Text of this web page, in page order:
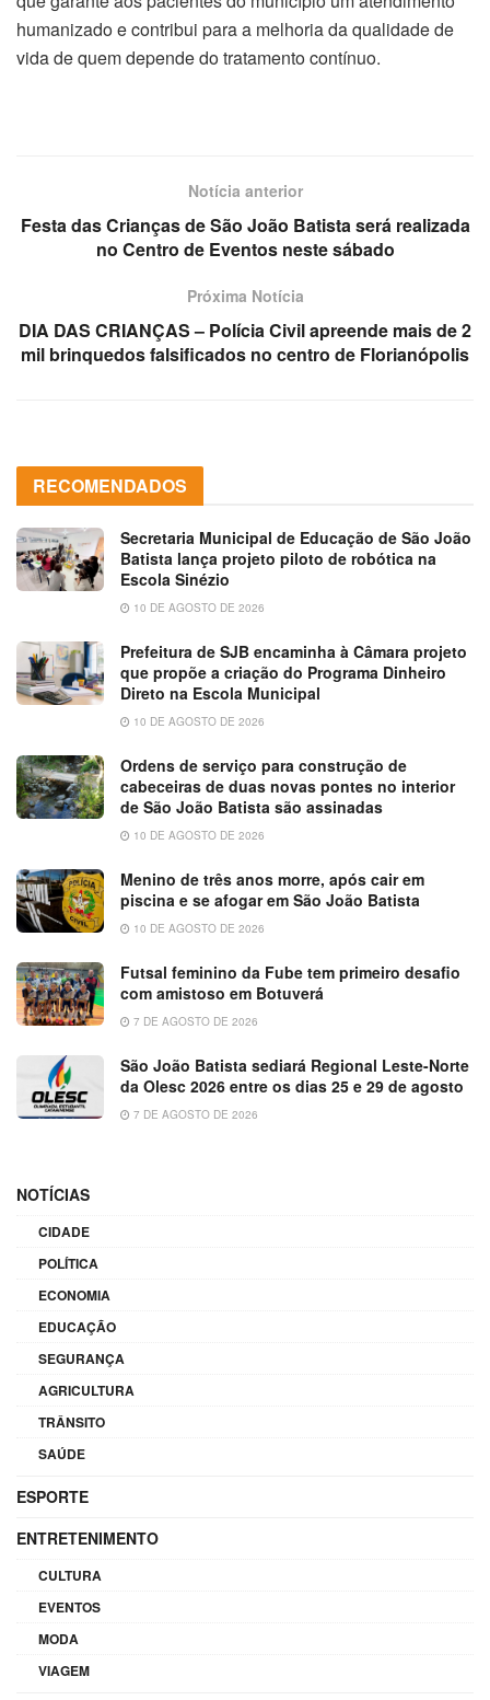
humanizado e contribui para a melhoria da qualidade de
vida de quem depende do tratamento contínuo.
Notícia anterior
Festa das Crianças de São João Batista será realizada
no Centro de Eventos neste sábado
Próxima Notícia
DIA DAS CRIANÇAS – Polícia Civil apreende mais de 2
mil brinquedos falsificados no centro de Florianópolis
RECOMENDADOS
Secretaria Municipal de Educação de São João
Batista lança projeto piloto de robótica na
Escola Sinézio
10 DE AGOSTO DE 2026
Prefeitura de SJB encaminha à Câmara projeto
que propõe a criação do Programa Dinheiro
Direto na Escola Municipal
10 DE AGOSTO DE 2026
Ordens de serviço para construção de
cabeceiras de duas novas pontes no interior
de São João Batista são assinadas
10 DE AGOSTO DE 2026
Menino de três anos morre, após cair em
piscina e se afogar em São João Batista
10 DE AGOSTO DE 2026
Futsal feminino da Fube tem primeiro desafio
com amistoso em Botuverá
7 DE AGOSTO DE 2026
São João Batista sediará Regional Leste-Norte
da Olesc 2026 entre os dias 25 e 29 de agosto
7 DE AGOSTO DE 2026
NOTÍCIAS
CIDADE
POLÍTICA
ECONOMIA
EDUCAÇÃO
SEGURANÇA
AGRICULTURA
TRÂNSITO
SAÚDE
ESPORTE
ENTRETENIMENTO
CULTURA
EVENTOS
MODA
VIAGEM